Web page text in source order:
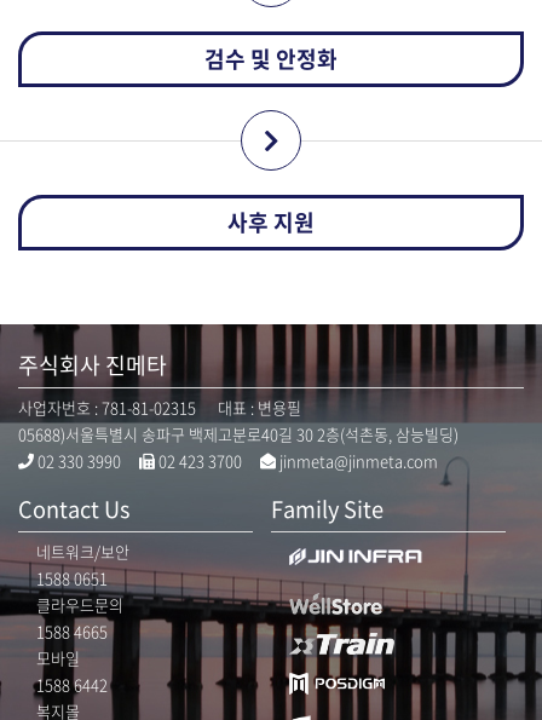
검수 및 안정화
사후 지원
주식회사 진메타
사업자번호 : 781-81-02315 대표 : 변용필
05688)서울특별시 송파구 백제고분로40길 30 2층(석촌동, 삼능빌딩)
02 330 3990
02 423 3700 jinmeta@jinmeta.com
Contact Us
네트워크/보안
1588 0651
클라우드문의
1588 4665
모바일
1588 6442
복지몰
Family Site